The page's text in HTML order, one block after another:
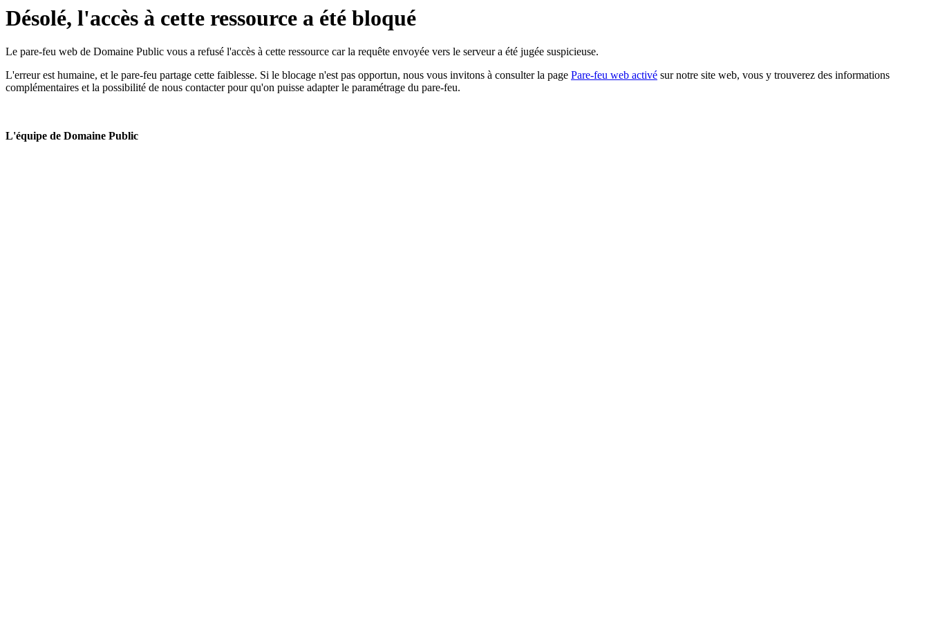
Désolé, l'accès à cette ressource a été bloqué
Le pare-feu web de Domaine Public vous a refusé l'accès à cette ressource car la requête envoyée vers le serveur a été jugée suspicieuse.
L'erreur est humaine, et le pare-feu partage cette faiblesse. Si le blocage n'est pas opportun, nous vous invitons à consulter la page Pare-feu web activé sur notre site web, vous y trouverez des informations
complémentaires et la possibilité de nous contacter pour qu'on puisse adapter le paramétrage du pare-feu.
L'équipe de Domaine Public